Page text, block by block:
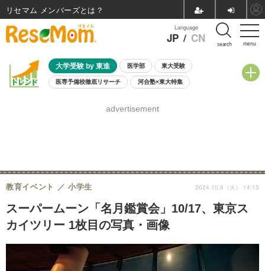
menu
Language
JP / CN search
大学受験 by 東進 医学部 東大受験
医専予備校徹底リサーチ 河合塾×東大特集
8月開催学校説明会・相談会
advertisement
スーパームーン「名月鑑賞会」10/17、東京ス
カイツリー 1枚目の写真・画像
教育イベント 小学生 2024.10.8（火） 14:15
リセマム メンバーズ